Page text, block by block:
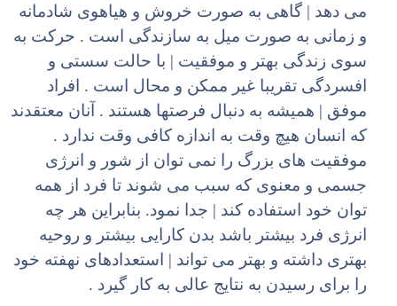
می دهد | گاهی به صورت خروش و هیاهوی شادمانه
و زمانی به صورت میل به سازندگی است . حرکت به
سوی زندگی بهتر و موفقیت | با حالت سستی و
افسردگی تقریبا غیر ممکن و محال است . افراد
موفق | همیشه به دنبال فرصتها هستند . آنان معتقدند
که انسان هیچ وقت به اندازه کافی وقت ندارد .
موفقیت های بزرگ را نمی توان از شور و انرژی
جسمی و معنوی که سبب می شوند تا فرد از همه
توان خود استفاده کند | جدا نمود. بنابراین هر چه
انرژی فرد بیشتر باشد بدن کارایی بیشتر و روحیه
بهتری داشته و بهتر می تواند | استعدادهای نهفته خود
را برای رسیدن به نتایج عالی به کار گیرد .